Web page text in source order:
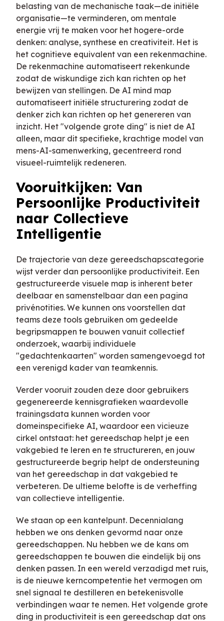
belasting van de mechanische taak—de initiële
organisatie—te verminderen, om mentale
energie vrij te maken voor het hogere-orde
denken: analyse, synthese en creativiteit. Het is
het cognitieve equivalent van een rekenmachine.
De rekenmachine automatiseert rekenkunde
zodat de wiskundige zich kan richten op het
bewijzen van stellingen. De AI mind map
automatiseert initiële structurering zodat de
denker zich kan richten op het genereren van
inzicht. Het "volgende grote ding" is niet de AI
alleen, maar dit specifieke, krachtige model van
mens-AI-samenwerking, gecentreerd rond
visueel-ruimtelijk redeneren.
Vooruitkijken: Van
Persoonlijke Productiviteit
naar Collectieve
Intelligentie
De trajectorie van deze gereedschapscategorie
wijst verder dan persoonlijke productiviteit. Een
gestructureerde visuele map is inherent beter
deelbaar en samenstelbaar dan een pagina
privénotities. We kunnen ons voorstellen dat
teams deze tools gebruiken om gedeelde
begripsmappen te bouwen vanuit collectief
onderzoek, waarbij individuele
"gedachtenkaarten" worden samengevoegd tot
een verenigd kader van teamkennis.
Verder vooruit zouden deze door gebruikers
gegenereerde kennisgrafieken waardevolle
trainingsdata kunnen worden voor
domeinspecifieke AI, waardoor een vicieuze
cirkel ontstaat: het gereedschap helpt je een
vakgebied te leren en te structureren, en jouw
gestructureerde begrip helpt de ondersteuning
van het gereedschap in dat vakgebied te
verbeteren. De ultieme belofte is de verheffing
van collectieve intelligentie.
We staan op een kantelpunt. Decennialang
hebben we ons denken gevormd naar onze
gereedschappen. Nu hebben we de kans om
gereedschappen te bouwen die eindelijk bij ons
denken passen. In een wereld verzadigd met ruis,
is de nieuwe kerncompetentie het vermogen om
snel signaal te destilleren en betekenisvolle
verbindingen waar te nemen. Het volgende grote
ding in productiviteit is een gereedschap dat ons